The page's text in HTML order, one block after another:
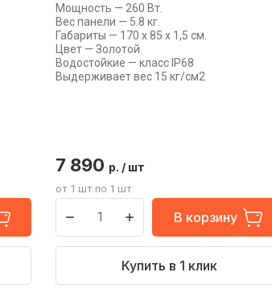
Мощность — 260 Вт.
Вес панели — 5.8 кг.
Габариты — 170 х 85 х 1,5 см.
Цвет — Золотой
Водостойкие — класс IP68
Выдерживает вес 15 кг/см2
7 890 р. / шт
от 1 шт по 1 шт
В корзину
Купить в 1 клик